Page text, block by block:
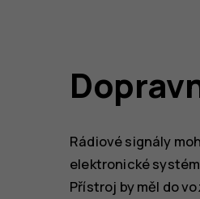
Rádiové signály
elektronické
Přístroj by měl do